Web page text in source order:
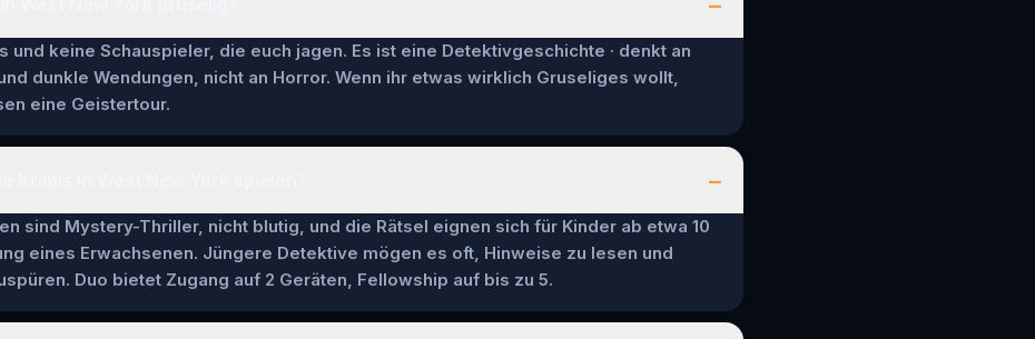
und keine Schauspieler, die euch jagen. Es ist eine Detektivgeschichte · denkt an
dunkle Wendungen, nicht an Horror. Wenn ihr etwas wirklich Gruseliges wollt,
eine Geistertour.
–
sind Mystery-Thriller, nicht blutig, und die Rätsel eignen sich für Kinder ab etwa 10
eines Erwachsenen. Jüngere Detektive mögen es oft, Hinweise zu lesen und
Duo bietet Zugang auf 2 Geräten, Fellowship auf bis zu 5.